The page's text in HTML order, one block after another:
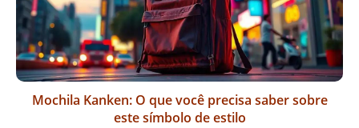
Mochila Kanken: O que você precisa saber sobre
este símbolo de estilo